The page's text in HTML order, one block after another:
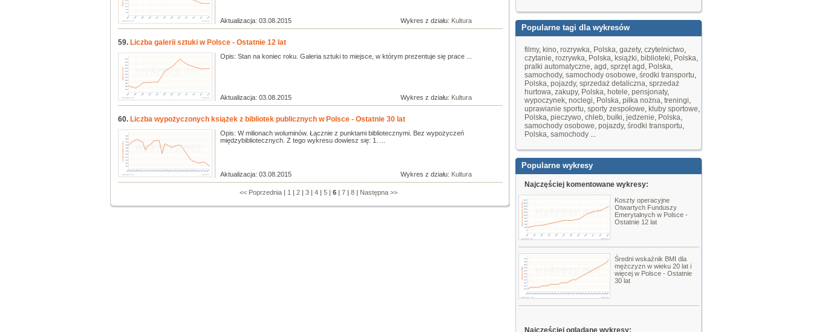
Aktualizacja: 03.08.2015 Wykres z działu: Kultura
59. Liczba galerii sztuki w Polsce - Ostatnie 12 lat
Opis: Stan na koniec roku. Galeria sztuki to miejsce, w którym prezentuje się prace ...
Aktualizacja: 03.08.2015 Wykres z działu: Kultura
60. Liczba wypożyczonych książek z bibliotek publicznych w Polsce - Ostatnie 30 lat
Opis: W milionach woluminów. Łącznie z punktami bibliotecznymi. Bez wypożyczeń
międzybibliotecznych. Z tego wykresu dowiesz się: 1. ...
Aktualizacja: 03.08.2015 Wykres z działu: Kultura
<< Poprzednia| 1 | 2| 3| 4| 5| 6| 7| 8| Następna >>
Popularne tagi dla wykresów
filmy, kino, rozrywka, Polska, gazety, czytelnictwo,
czytanie, rozrywka, Polska, książki, biblioteki, Polska,
pralki automatyczne, agd , sprzęt agd , Polska,
samochody, samochody osobowe, środki transportu,
Polska, pojazdy, sprzedaż detaliczna, sprzedaż
hurtowa, zakupy, Polska, hotele, pensjonaty,
wypoczynek, noclegi, Polska, piłka nożna, treningi,
uprawianie sportu, sporty zespołowe, kluby sportowe,
Polska, pieczywo, chleb, bułki, jedzenie, Polska,
samochody osobowe, pojazdy, środki transportu,
Polska, samochody ...
Popularne wykresy
Najczęściej komentowane wykresy:
Koszty operacyjne
Otwartych Funduszy
Emerytalnych w Polsce -
Ostatnie 12 lat
Średni wskaźnik BMI dla
mężczyzn w wieku 20 lat i
więcej w Polsce - Ostatnie
30 lat
Najczęściej oglądane wykresy: